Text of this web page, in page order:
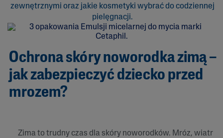
zewnętrznymi oraz jakie kosmetyki wybrać do codziennej
pielęgnacji.
Ochrona skóry noworodka zimą –
jak zabezpieczyć dziecko przed
mrozem?
Zima to trudny czas dla skóry noworodków. Mróz, wiatr